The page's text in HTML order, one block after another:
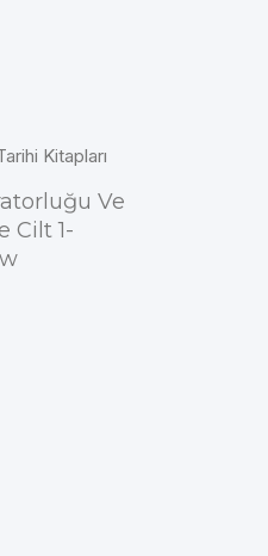
Kitapları
Ve
Cilt 1-